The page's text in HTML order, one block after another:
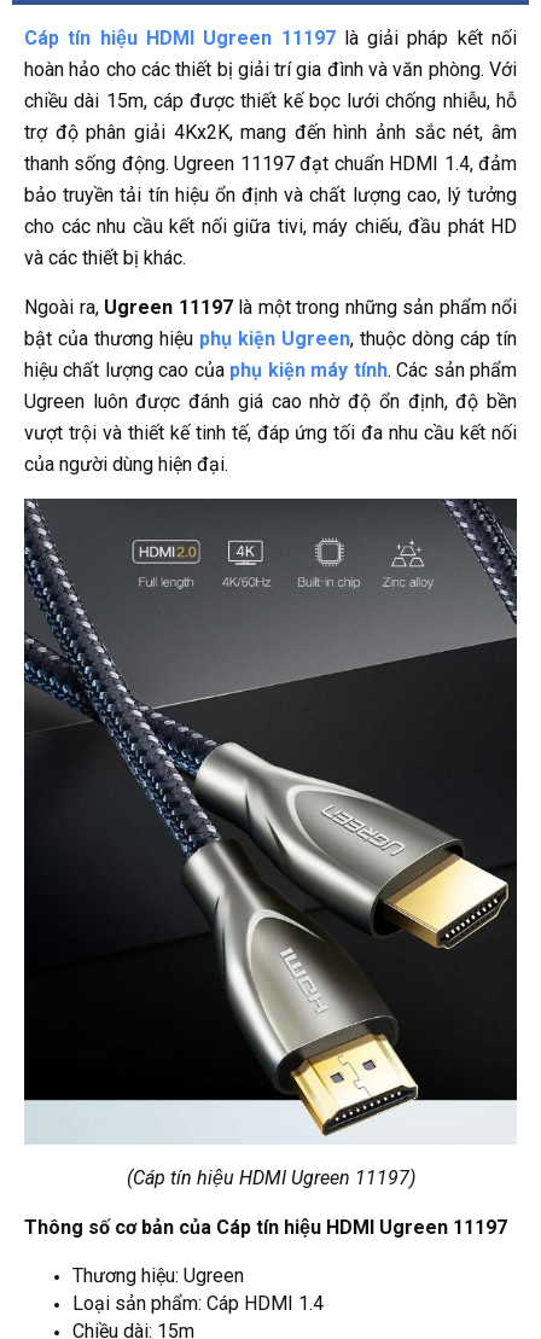
Cáp tín hiệu HDMI Ugreen 11197là giải pháp kết nối
hoàn hảo cho các thiết bị giải trí gia đình và văn phòng. Với
chiều dài 15m, cáp được thiết kế bọc lưới chống nhiễu, hỗ
trợ độ phân giải 4Kx2K, mang đến hình ảnh sắc nét, âm
thanh sống động. Ugreen 11197 đạt chuẩn HDMI 1.4, đảm
bảo truyền tải tín hiệu ổn định và chất lượng cao, lý tưởng
cho các nhu cầu kết nối giữa tivi, máy chiếu, đầu phát HD
và các thiết bị khác.
Ngoài ra, Ugreen 11197 là một trong những sản phẩm nổi
bật của thương hiệu phụ kiện Ugreen, thuộc dòng cáp tín
hiệu chất lượng cao của phụ kiện máy tính. Các sản phẩm
Ugreen luôn được đánh giá cao nhờ độ ổn định, độ bền
vượt trội và thiết kế tinh tế, đáp ứng tối đa nhu cầu kết nối
của người dùng hiện đại.
(Cáp tín hiệu HDMI Ugreen 11197)
Thông số cơ bản của Cáp tín hiệu HDMI Ugreen 11197
Thương hiệu: Ugreen
Loại sản phẩm: Cáp HDMI 1.4
Chiều dài: 15m